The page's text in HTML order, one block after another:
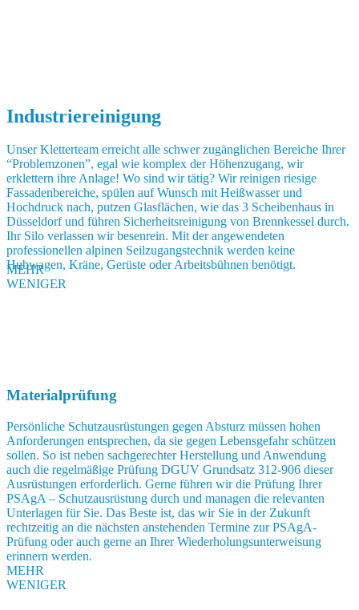
Industriereinigung
Unser Kletterteam erreicht alle schwer zugänglichen Bereiche Ihrer
“Problemzonen”, egal wie komplex der Höhenzugang, wir
erklettern ihre Anlage! Wo sind wir tätig? Wir reinigen riesige
Fassadenbereiche, spülen auf Wunsch mit Heißwasser und
Hochdruck nach, putzen Glasflächen, wie das 3 Scheibenhaus in
Düsseldorf und führen Sicherheitsreinigung von Brennkessel durch.
Ihr Silo verlassen wir besenrein. Mit der angewendeten
professionellen alpinen Seilzugangstechnik werden keine
Hubwagen, Kräne, Gerüste oder Arbeitsbühnen benötigt.
MEHR
WENIGER
Materialprüfung
Persönliche Schutzausrüstungen gegen Absturz müssen hohen
Anforderungen entsprechen, da sie gegen Lebensgefahr schützen
sollen. So ist neben sachgerechter Herstellung und Anwendung
auch die regelmäßige Prüfung DGUV Grundsatz 312-906 dieser
Ausrüstungen erforderlich. Gerne führen wir die Prüfung Ihrer
PSAgA – Schutzausrüstung durch und managen die relevanten
Unterlagen für Sie. Das Beste ist, das wir Sie in der Zukunft
rechtzeitig an die nächsten anstehenden Termine zur PSAgA-
Prüfung oder auch gerne an Ihrer Wiederholungsunterweisung
erinnern werden.
MEHR
WENIGER